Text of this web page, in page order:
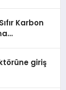
Karbon
giriş